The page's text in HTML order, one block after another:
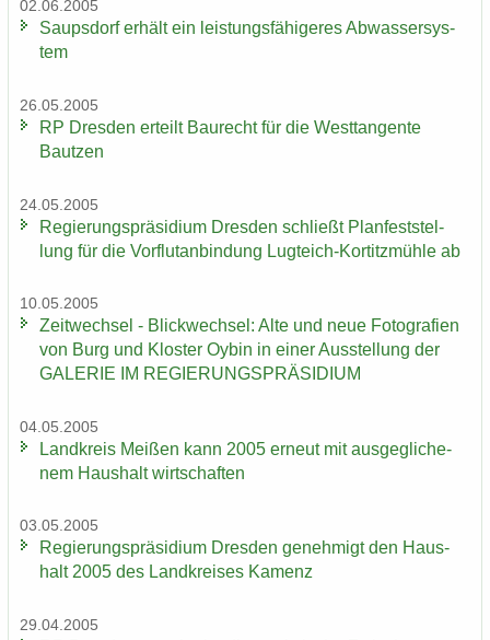
02.06.2005
Saups­dorf er­hält ein leis­tungs­fä­hi­ge­res Ab­was­ser­sys­
tem
26.05.2005
RP Dres­den er­teilt Bau­recht für die West­tan­gen­te
Baut­zen
24.05.2005
Re­gie­rungs­prä­si­di­um Dres­den schließt Plan­fest­stel­
lung für die Vor­flut­an­bin­dung Lugteich-​Kortitzmühle ab
10.05.2005
Zeit­wech­sel - Blick­wech­sel: Alte und neue Fo­to­gra­fien
von Burg und Klos­ter Oybin in einer Aus­stel­lung der
GA­LE­RIE IM RE­GIE­RUNGS­PRÄ­SI­DI­UM
04.05.2005
Land­kreis Mei­ßen kann 2005 er­neut mit aus­ge­gli­che­
nem Haus­halt wirt­schaf­ten
03.05.2005
Re­gie­rungs­prä­si­di­um Dres­den ge­neh­migt den Haus­
halt 2005 des Land­krei­ses Ka­menz
29.04.2005